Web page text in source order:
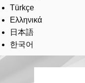
Türkçe
Ελληνικά
日本語
한국어